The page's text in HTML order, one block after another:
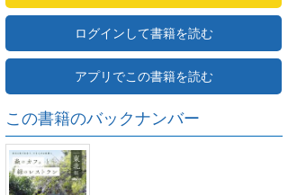
ログインして書籍を読む
アプリでこの書籍を読む
この書籍のバックナンバー